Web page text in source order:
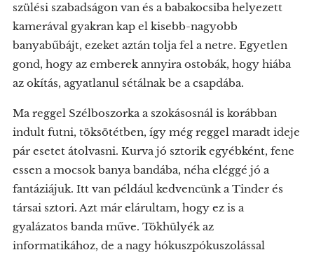
szülési szabadságon van és a babakocsiba helyezett
kamerával gyakran kap el kisebb-nagyobb
banyabűbájt, ezeket aztán tolja fel a netre. Egyetlen
gond, hogy az emberek annyira ostobák, hogy hiába
az okítás, agyatlanul sétálnak be a csapdába.
Ma reggel Szélboszorka a szokásosnál is korábban
indult futni, töksötétben, így még reggel maradt ideje
pár esetet átolvasni. Kurva jó sztorik egyébként, fene
essen a mocsok banya bandába, néha eléggé jó a
fantáziájuk. Itt van például kedvencünk a Tinder és
társai sztori. Azt már elárultam, hogy ez is a
gyalázatos banda műve. Tökhülyék az
informatikához, de a nagy hókuszpókuszolással